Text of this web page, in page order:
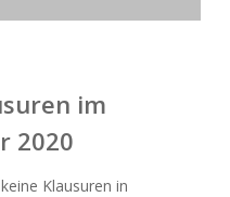
im
2020
Klausuren in